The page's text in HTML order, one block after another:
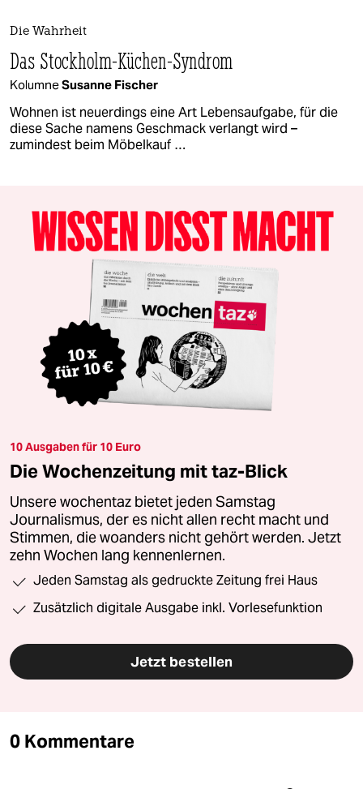
Die Wahrheit
Das Stockholm-Küchen-Syndrom
KolumneSusanne Fischer
Wohnen ist neuerdings eine Art Lebensaufgabe, für die
diese Sache namens Geschmack verlangt wird –
zumindest beim Möbelkauf …
10 Ausgaben für 10 Euro
Die Wochenzeitung mit taz-Blick
Unsere wochentaz bietet jeden Samstag
Journalismus, der es nicht allen recht macht und
Stimmen, die woanders nicht gehört werden. Jetzt
zehn Wochen lang kennenlernen.
Jeden Samstag als gedruckte Zeitung frei Haus
Zusätzlich digitale Ausgabe inkl. Vorlesefunktion
Jetzt bestellen
0 Kommentare